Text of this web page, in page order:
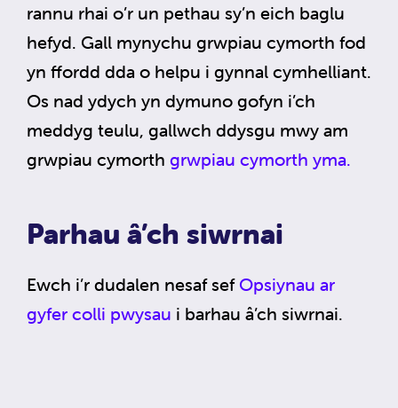
rannu rhai o’r un pethau sy’n eich baglu
hefyd. Gall mynychu grwpiau cymorth fod
yn ffordd dda o helpu i gynnal cymhelliant.
Os nad ydych yn dymuno gofyn i’ch
meddyg teulu, gallwch ddysgu mwy am
grwpiau cymorth grwpiau cymorth yma.
Parhau â’ch siwrnai
Ewch i’r dudalen nesaf sef Opsiynau ar
gyfer colli pwysau i barhau â’ch siwrnai.